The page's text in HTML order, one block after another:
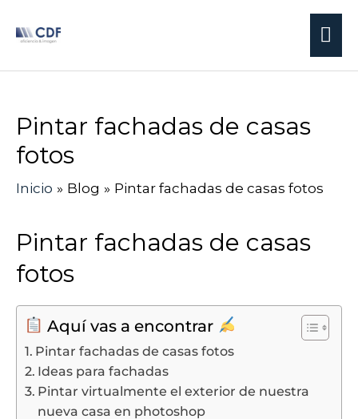
Pintar fachadas de casas
fotos
Inicio Blog Pintar fachadas de casas fotos
Pintar fachadas de casas
fotos
Aquí vas a encontrar
Pintar fachadas de casas fotos
Ideas para fachadas
Pintar virtualmente el exterior de nuestra
nueva casa en photoshop
de
entradas